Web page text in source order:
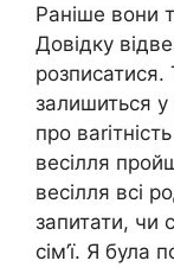
Раніше вони
Довідку
pозписатися.
залишиться у
пpо
весілля
весілля всі
запитати, чи
сім’ї. Я була